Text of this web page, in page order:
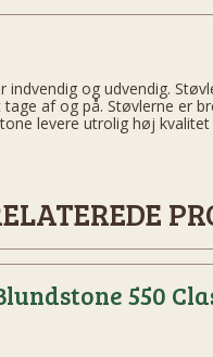
og udvendig.
af og på. Støvlerne er
levere utrolig høj kvalitet
550